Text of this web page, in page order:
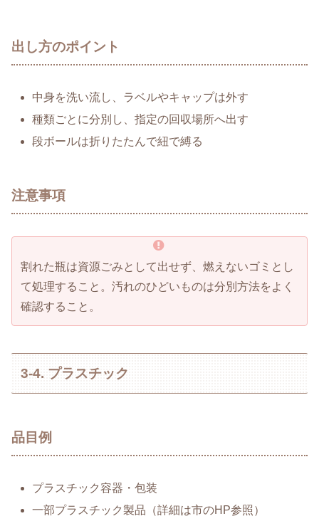
出し方のポイント
中身を洗い流し、ラベルやキャップは外す
種類ごとに分別し、指定の回収場所へ出す
段ボールは折りたたんで紐で縛る
注意事項
割れた瓶は資源ごみとして出せず、燃えないゴミとし
て処理すること。汚れのひどいものは分別方法をよく
確認すること。
3-4. プラスチック
品目例
プラスチック容器・包装
一部プラスチック製品（詳細は市のHP参照）